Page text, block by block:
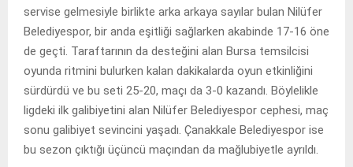
servise gelmesiyle birlikte arka arkaya sayılar bulan Nilüfer
Belediyespor, bir anda eşitliği sağlarken akabinde 17-16 öne
de geçti. Taraftarının da desteğini alan Bursa temsilcisi
oyunda ritmini bulurken kalan dakikalarda oyun etkinliğini
sürdürdü ve bu seti 25-20, maçı da 3-0 kazandı. Böylelikle
ligdeki ilk galibiyetini alan Nilüfer Belediyespor cephesi, maç
sonu galibiyet sevincini yaşadı. Çanakkale Belediyespor ise
bu sezon çıktığı üçüncü maçından da mağlubiyetle ayrıldı.